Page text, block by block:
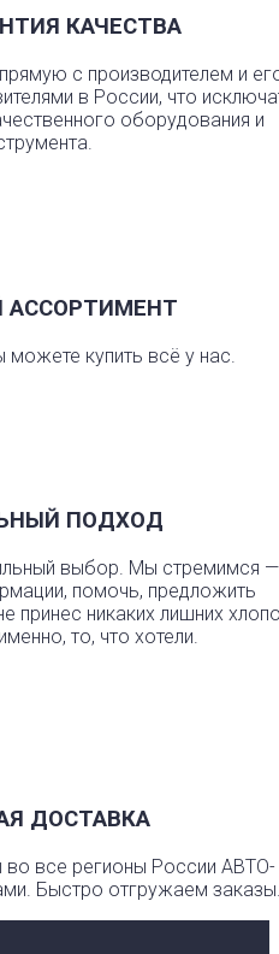
КАЧЕСТВА
с производителем и
в России, что
оборудования и
АССОРТИМЕНТ
можете купить всё у нас.
ПОДХОД
выбор. Мы стремимся —
помочь, предложить
принес никаких лишних
то, что хотели.
ДОСТАВКА
все регионы России АВТО-
Быстро отгружаем